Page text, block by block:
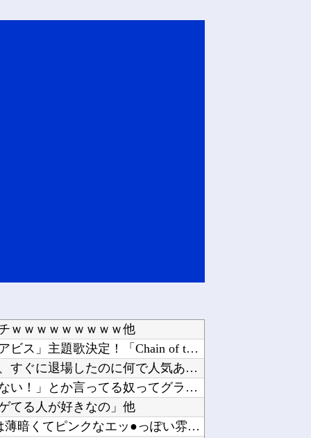
ｗｗｗｗｗｗｗｗｗ他
【ホロライブ】アニメ「メイドインアビス」主題歌決定！「Chain of the Abyss...
「鬼滅の刃」の煉獄杏寿郎さんって、すぐに退場したのに何で人気あるの？？他
「ゲームの良さはグラフィックじゃない！」とか言ってる奴ってグラセフ6やりたくないの？他
てる人が好きなの」他
【ウマ娘】Gaze on Me! の導入部分は薄暗くてピンクなエッ●っぽい雰囲気だから何で...